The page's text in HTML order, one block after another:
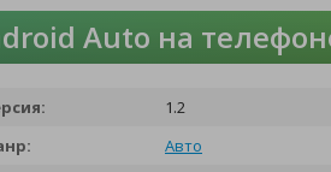
Auto на
1.2
Авто